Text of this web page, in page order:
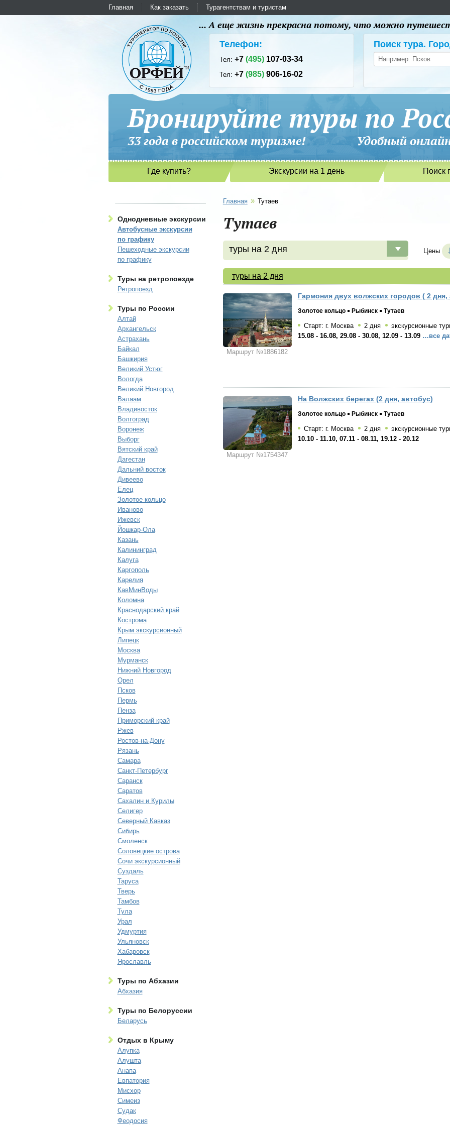
Главная Как заказать Турагентствам и туристам
... А еще жизнь прекрасна потому, что можно
Телефон:
Тел:+7(495) 107-03-34
Тел:+7(985) 906-16-02
Поиск тура.
Бронируйте туры по
33 года в российском туризме! Удобный
Где купить? Экскурсии на 1 день Поиск
Однодневные экскурсии
Автобусные экскурсии
по графику
Пешеходные экскурсии
по графику
Туры на ретропоезде
Ретропоезд
Туры по России
Алтай
Архангельск
Астрахань
Байкал
Башкирия
Великий Устюг
Вологда
Великий Новгород
Валаам
Владивосток
Волгоград
Воронеж
Выборг
Вятский край
Дагестан
Дальний восток
Дивеево
Елец
Золотое кольцо
Иваново
Ижевск
Йошкар-Ола
Казань
Калининград
Калуга
Каргополь
Карелия
КавМинВоды
Коломна
Краснодарский край
Кострома
Крым экскурсионный
Липецк
Москва
Мурманск
Нижний Новгород
Орел
Псков
Пермь
Пенза
Приморский край
Ржев
Ростов-на-Дону
Рязань
Самара
Санкт-Петербург
Саранск
Саратов
Сахалин и Курилы
Селигер
Северный Кавказ
Сибирь
Смоленск
Соловецкие острова
Сочи экскурсионный
Суздаль
Таруса
Тверь
Тамбов
Тула
Урал
Удмуртия
Ульяновск
Хабаровск
Ярославль
Туры по Абхазии
Абхазия
Туры по Белоруссии
Беларусь
Отдых в Крыму
Алупка
Алушта
Анапа
Евпатория
Мисхор
Симеиз
Судак
Феодосия
Главная » Тутаев
Тутаев
туры на 2 дня Цены
туры на 2 дня
Маршрут №1886182
Гармония двух волжских городов ( 2 дня,
Золотое кольцо Рыбинск Тутаев
Старт: г. Москва 2 дня
экскурсионные
15.08 - 16.08, 29.08 - 30.08, 12.09 - 13.09 …все
Маршрут №1754347
На Волжских берегах (2 дня, автобус)
Золотое кольцо Рыбинск Тутаев
Старт: г. Москва 2 дня
экскурсионные
10.10 - 11.10, 07.11 - 08.11, 19.12 - 20.12